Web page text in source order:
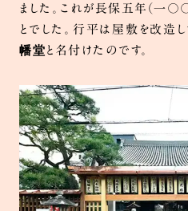
手作
巡拝
ました。これが長保五年（一
とでした。行平は屋敷を改造
幡堂 と名付けたのです。